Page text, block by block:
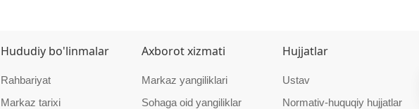
Hududiy bo'linmalar
Rahbariyat
Markaz tarixi
Axborot xizmati
Markaz yangiliklari
Sohaga oid yangiliklar
Hujjatlar
Ustav
Normativ-huquqiy hujjatlar